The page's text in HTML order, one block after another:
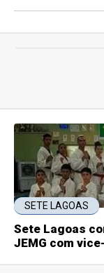
SETE LAGOAS
Sete Lagoas
JEMG com